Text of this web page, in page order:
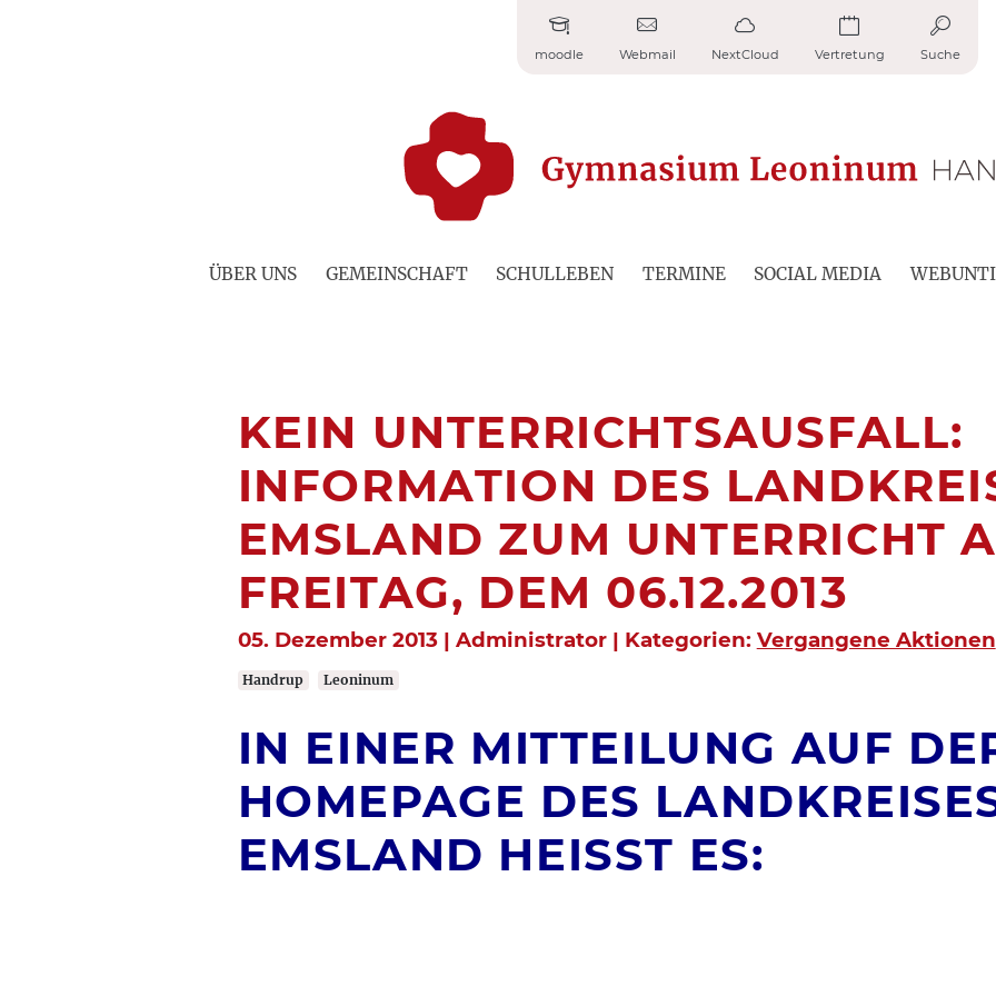
moodle Webmail NextCloud Vertretung Suche
ÜBER UNS GEMEINSCHAFT SCHULLEBEN TERMINE SOCIAL MEDIA
KEIN UNTERRICHTSAUSFALL:
INFORMATION DES
EMSLAND ZUM UNTERRICHT
FREITAG, DEM 06.12.2013
05. Dezember 2013 | Administrator | Kategorien: Vergangene Aktionen
Handrup Leoninum
IN EINER MITTEILUNG AUF
HOMEPAGE DES
EMSLAND HEISST ES: